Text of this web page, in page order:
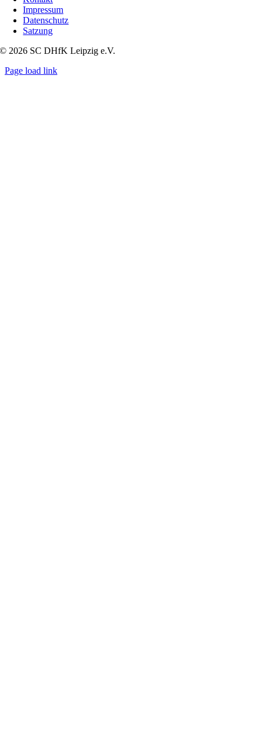
Impressum
Datenschutz
Satzung
© 2026 SC DHfK Leipzig e.V.
Page load link